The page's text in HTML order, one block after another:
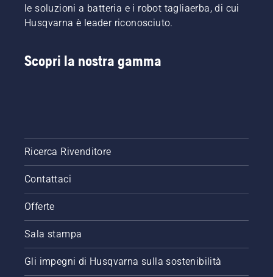
le soluzioni a batteria e i robot tagliaerba, di cui
Husqvarna è leader riconosciuto.
Scopri la nostra gamma
Ricerca Rivenditore
Contattaci
Offerte
Sala stampa
Gli impegni di Husqvarna sulla sostenibilità